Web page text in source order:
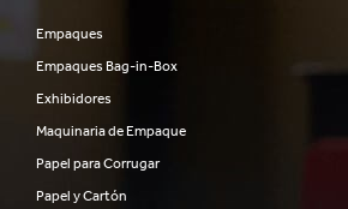
Empaques
Empaques Bag-in-Box
Exhibidores
Maquinaria de Empaque
Papel para Corrugar
Papel y Cartón